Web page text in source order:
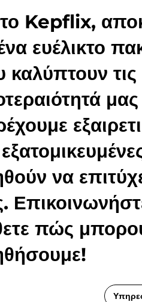
Kepflix,
ευέλικτο
καλύπτουν
να
πώς